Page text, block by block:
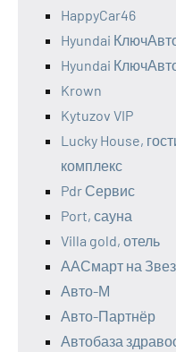
HappyCar46
Hyundai
Hyundai
Krown
Kytuzov VIP
Lucky House,
комплекс
Pdr Сервис
Port, сауна
Villa gold, отель
ААСмарт на
Авто-М
Авто-Партнёр
Автобаза